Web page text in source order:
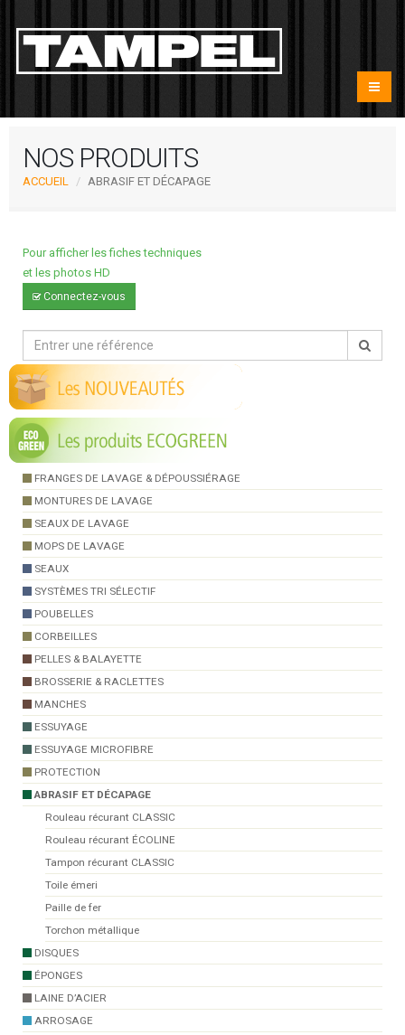
NOS PRODUITS
ACCUEIL ABRASIF ET DÉCAPAGE
Pour afficher les fiches techniques
et les photos HD
Connectez-vous
FRANGES DE LAVAGE & DÉPOUSSIÉRAGE
MONTURES DE LAVAGE
SEAUX DE LAVAGE
MOPS DE LAVAGE
SEAUX
SYSTÈMES TRI SÉLECTIF
POUBELLES
CORBEILLES
PELLES & BALAYETTE
BROSSERIE & RACLETTES
MANCHES
ESSUYAGE
ESSUYAGE MICROFIBRE
PROTECTION
ABRASIF ET DÉCAPAGE
Rouleau récurant CLASSIC
Rouleau récurant ÉCOLINE
Tampon récurant CLASSIC
Toile émeri
Paille de fer
Torchon métallique
DISQUES
ÉPONGES
LAINE D’ACIER
ARROSAGE